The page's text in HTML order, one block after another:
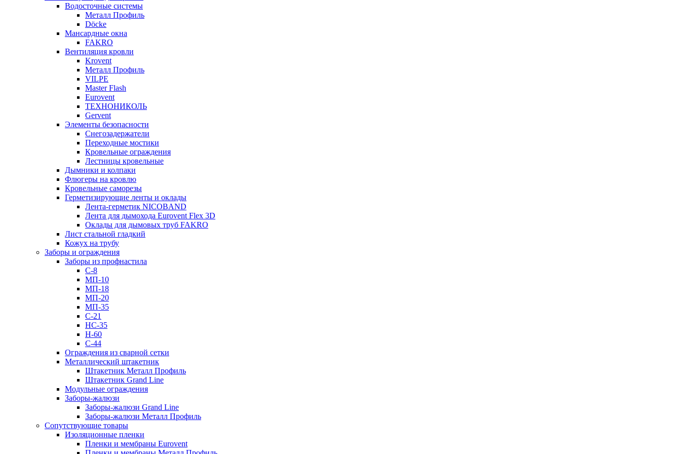
Водосточные системы
Металл Профиль
Döcke
Мансардные окна
FAKRO
Вентиляция кровли
Krovent
Металл Профиль
VILPE
Master Flash
Eurovent
ТЕХНОНИКОЛЬ
Gervent
Элементы безопасности
Снегозадержатели
Переходные мостики
Кровельные ограждения
Лестницы кровельные
Дымники и колпаки
Флюгеры на кровлю
Кровельные саморезы
Герметизирующие ленты и оклады
Лента-герметик NICOBAND
Лента для дымохода Eurovent Flex 3D
Оклады для дымовых труб FAKRO
Лист стальной гладкий
Кожух на трубу
Заборы и ограждения
Заборы из профнастила
С-8
МП-10
МП-18
МП-20
МП-35
С-21
НС-35
Н-60
С-44
Ограждения из сварной сетки
Металлический штакетник
Штакетник Металл Профиль
Штакетник Grand Line
Модульные ограждения
Заборы-жалюзи
Заборы-жалюзи Grand Line
Заборы-жалюзи Металл Профиль
Сопутствующие товары
Изоляционные пленки
Пленки и мембраны Eurovent